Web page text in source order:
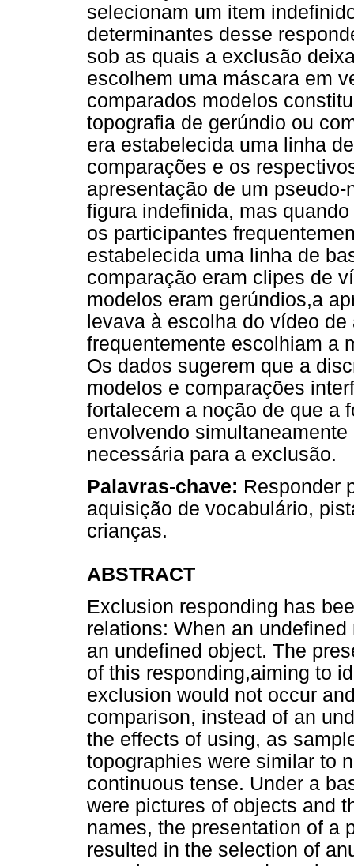
selecionam um item
determinantes desse
sob as quais a exclusão
escolhem uma máscara em
comparados modelos
topografia de gerúndio ou
era estabelecida uma linha
comparações e os
apresentação de um
figura indefinida, mas
os participantes
estabelecida uma linha de
comparação eram clipes de
modelos eram gerúndios,a
levava à escolha do vídeo
frequentemente escolhiam a
Os dados sugerem que a
modelos e comparações
fortalecem a noção de que a
envolvendo
necessária para a exclusão.
Palavras-chave: Responder
aquisição de vocabulário,
crianças.
ABSTRACT
Exclusion responding has
relations: When an
an undefined object. The
of this responding,aiming to
exclusion would not occur
comparison, instead of an
the effects of using, as
topographies were similar to
continuous tense. Under a
were pictures of objects and
names, the presentation of a
resulted in the selection of